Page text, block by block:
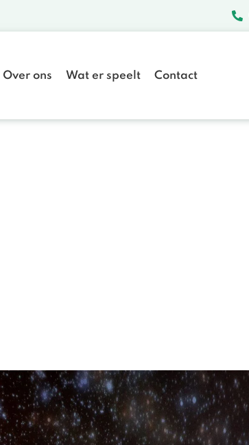
Over ons Wat er speelt Contact
Ons Team